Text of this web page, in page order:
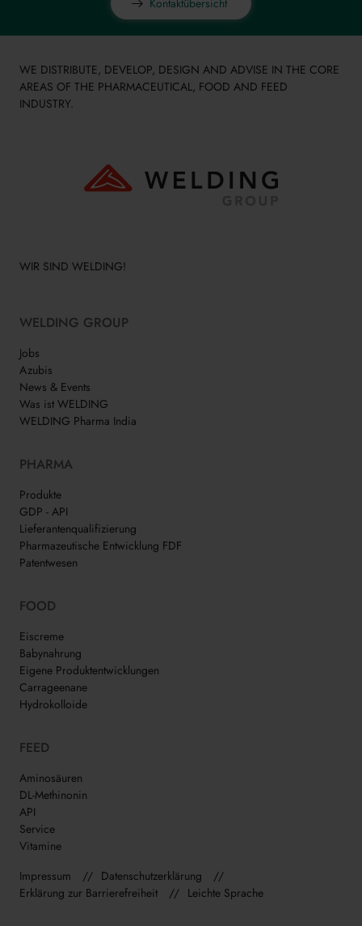
Kontaktübersicht
WE DISTRIBUTE, DEVELOP, DESIGN AND ADVISE IN THE CORE
AREAS OF THE PHARMACEUTICAL, FOOD AND FEED
INDUSTRY.
WIR SIND WELDING!
WELDING GROUP
Jobs
Azubis
News & Events
Was ist WELDING
WELDING Pharma India
PHARMA
Produkte
GDP - API
Lieferantenqualifizierung
Pharmazeutische Entwicklung FDF
Patentwesen
FOOD
Eiscreme
Babynahrung
Eigene Produktentwicklungen
Carrageenane
Hydrokolloide
FEED
Aminosäuren
DL-Methinonin
API
Service
Vitamine
Impressum
Datenschutzerklärung
Erklärung zur Barrierefreiheit
Leichte Sprache